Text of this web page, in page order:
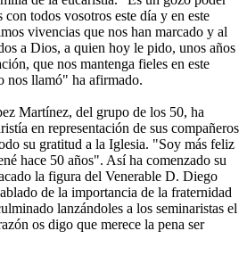
con todos vosotros este día y en este
vivencias que nos han marcado y al
a Dios, a quien hoy le pido, unos años
que nos mantenga fieles en este
nos llamó" ha afirmado.
Martínez, del grupo de los 50, ha
en representación de sus compañeros
su gratitud a la Iglesia. "Soy más feliz
hace 50 años". Así ha comenzado su
la figura del Venerable D. Diego
de la importancia de la fraternidad
lanzándoles a los seminaristas el
os digo que merece la pena ser